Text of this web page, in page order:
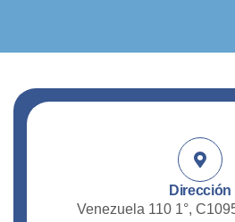
Dirección
Venezuela 110 1°,